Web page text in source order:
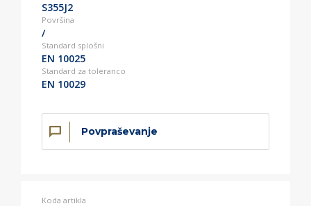
S355J2
Površina
/
Standard splošni
EN 10025
Standard za toleranco
EN 10029
Povpraševanje
Koda artikla